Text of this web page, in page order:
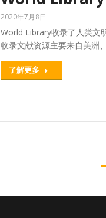
2020年7月8日
World Library收录了人类文
收录文献资源主要来自美洲
了解更多